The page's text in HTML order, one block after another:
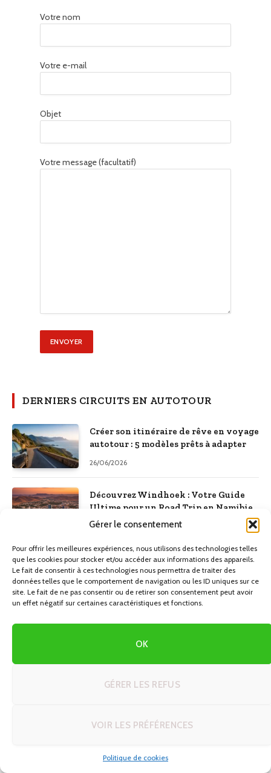
Gérer le consentement
Pour offrir les meilleures expériences, nous utilisons des technologies telles
que les cookies pour stocker et/ou accéder aux informations des appareils.
Le fait de consentir à ces technologies nous permettra de traiter des
données telles que le comportement de navigation ou les ID uniques sur ce
site. Le fait de ne pas consentir ou de retirer son consentement peut avoir
un effet négatif sur certaines caractéristiques et fonctions.
OK
GÉRER LES REFUS
VOIR LES PRÉFÉRENCES
Politique de cookies
Votre nom
Votre e-mail
Objet
Votre message (facultatif)
DERNIERS CIRCUITS EN AUTOTOUR
Créer son itinéraire de rêve en voyage
autotour : 5 modèles prêts à adapter
26/06/2026
Découvrez Windhoek : Votre Guide
Ultime pour un Road Trip en Namibie
25/06/2026
Astuces et techniques voyage en
autotour : le guide complet pour
réussir votre road trip
23/06/2026
bande-son et vos pauses parfaites sur
21/06/2026
DÉCOUVREZ LA NAMIBIE EN AUTOTOUR